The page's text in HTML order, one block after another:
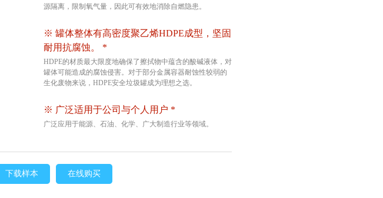
源隔离，限制氧气量，因此可有效地消除自燃隐患。
※ 罐体整体有高密度聚乙烯HDPE成型，坚固
耐用抗腐蚀。 *
HDPE的材质最大限度地确保了擦拭物中蕴含的酸碱液体，对
罐体可能造成的腐蚀侵害。对于部分金属容器耐蚀性较弱的
生化废物来说，HDPE安全垃圾罐成为理想之选。
※ 广泛适用于公司与个人用户 *
广泛应用于能源、石油、化学、广大制造行业等领域。
下载样本 在线购买